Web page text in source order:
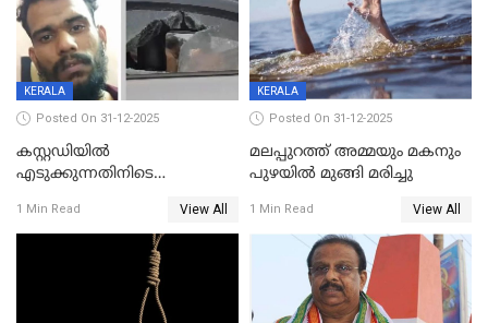
KERALA
Posted On 31-12-2025
കസ്റ്റഡിയിൽ
എടുക്കുന്നതിനിടെ
വധശ്രമക്കേസ് പ്രതി പിടിയിൽ
1 Min Read View All
KERALA
Posted On 31-12-2025
മലപ്പുറത്ത് അമ്മയും മകനും
പുഴയിൽ മുങ്ങി മരിച്ചു
1 Min Read View All